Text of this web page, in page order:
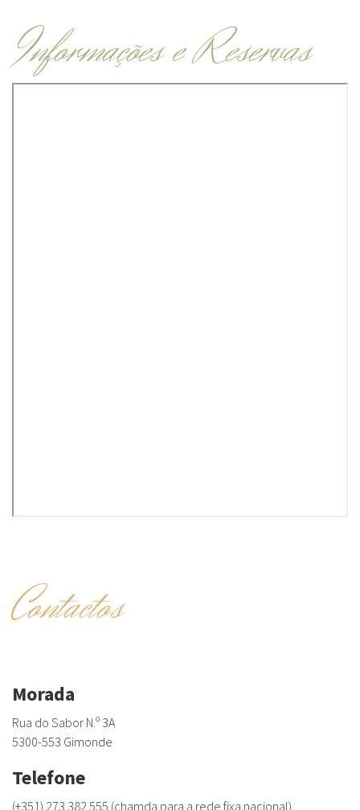
Informações e Reservas
Contactos
Morada
Rua do Sabor N.º 3A
5300-553 Gimonde
Telefone
(+351) 273 382 555 (chamda para a rede fixa nacional)